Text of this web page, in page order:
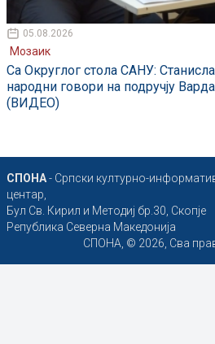
05.08.2026
Мозаик
Са Округлог стола САНУ:
народни говори на подручју
(ВИДЕО)
СПОНА- Српски културно-
центар,
Бул Св. Кирил и Методиј бр.30, Скопје
Република Северна Македонија
СПОНА, © 2026, Сва